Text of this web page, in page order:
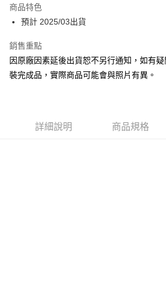
相關說明
【大哥付你分期使用說明】
流程，驗證手機門號後，選擇欲分期的期數、繳
成交易。
3.實際核准額度、可分期數及費用金額請依後續
4.訂單成立30分鐘內，如未前往確認交易或遇審
1.分期款項不併入電信帳單，「大哥付你分期」
ATM付款
運送方式
預購-付款後全家取貨(舊)
每筆NT$90，滿NT$3,000(含以上)免運費
商品特色
預計 2025/03出貨
銷售重點
因原廠因素延後出貨恕不另行通知，如有
裝完成品，實際商品可能會與照片有異。
詳細說明 商品規格